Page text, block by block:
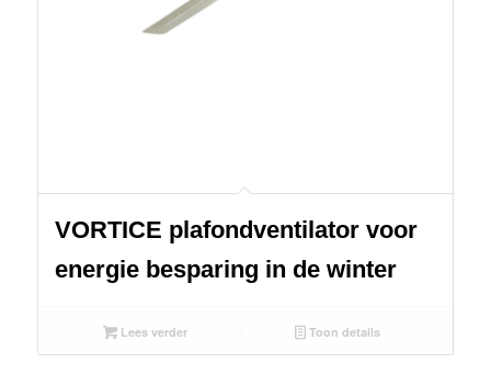
VORTICE plafondventilator voor
energie besparing in de winter
Lees verder Toon details